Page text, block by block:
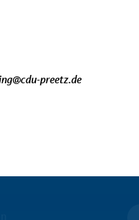
preetz.de